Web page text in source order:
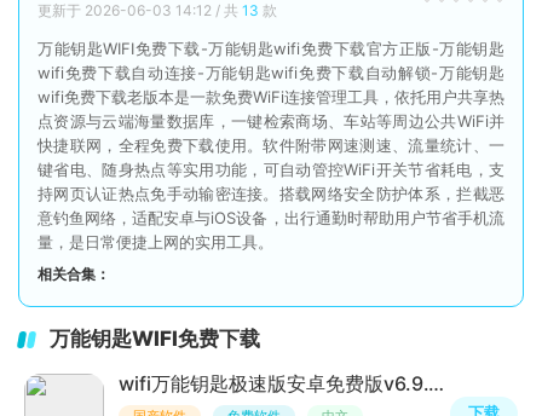
更新于 2026-06-03 14:12 / 共 13 款
万能钥匙WIFI免费下载-万能钥匙wifi免费下载官方正版-万能钥匙
wifi免费下载自动连接-万能钥匙wifi免费下载自动解锁-万能钥匙
wifi免费下载老版本是一款免费WiFi连接管理工具，依托用户共享热
点资源与云端海量数据库，一键检索商场、车站等周边公共WiFi并
快捷联网，全程免费下载使用。软件附带网速测速、流量统计、一
键省电、随身热点等实用功能，可自动管控WiFi开关节省耗电，支
持网页认证热点免手动输密连接。搭载网络安全防护体系，拦截恶
意钓鱼网络，适配安卓与iOS设备，出行通勤时帮助用户节省手机流
量，是日常便捷上网的实用工具。
相关合集：
万能钥匙WIFI免费下载
wifi万能钥匙极速版安卓免费版v6.9.15最新版